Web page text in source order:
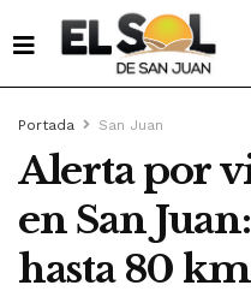
Portada San Juan
Alerta por
en San
hasta 80